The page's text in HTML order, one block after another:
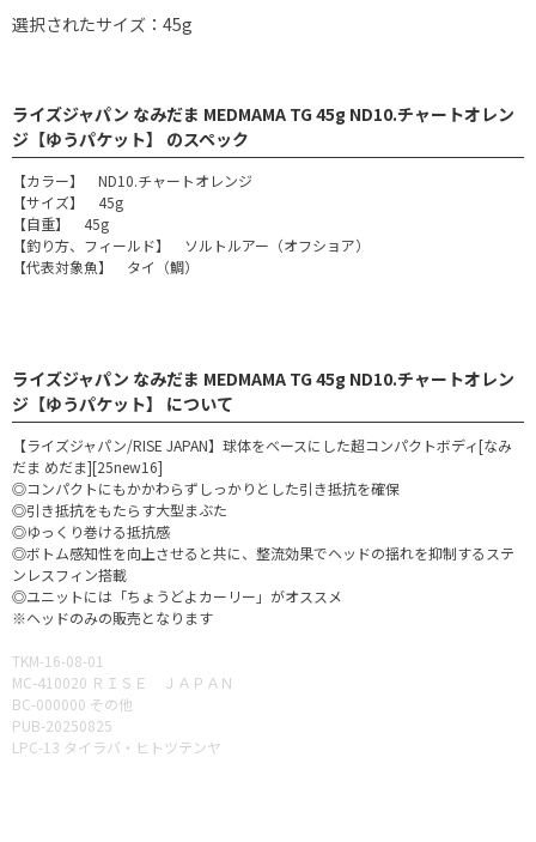
選択されたサイズ：45g
ライズジャパン なみだま MEDMAMA TG 45g ND10.チャートオレン
ジ【ゆうパケット】 のスペック
【カラー】 ND10.チャートオレンジ
【サイズ】 45g
【自重】 45g
【釣り方、フィールド】 ソルトルアー（オフショア）
【代表対象魚】 タイ（鯛）
ライズジャパン なみだま MEDMAMA TG 45g ND10.チャートオレン
ジ【ゆうパケット】 について
【ライズジャパン/RISE JAPAN】球体をベースにした超コンパクトボディ[なみ
だま めだま][25new16]
◎コンパクトにもかかわらずしっかりとした引き抵抗を確保
◎引き抵抗をもたらす大型まぶた
◎ゆっくり巻ける抵抗感
◎ボトム感知性を向上させると共に、整流効果でヘッドの揺れを抑制するステ
ンレスフィン搭載
◎ユニットには「ちょうどよカーリー」がオススメ
※ヘッドのみの販売となります
TKM-16-08-01
MC-410020 ＲＩＳＥ ＪＡＰＡＮ
BC-000000 その他
PUB-20250825
LPC-13 タイラバ・ヒトツテンヤ